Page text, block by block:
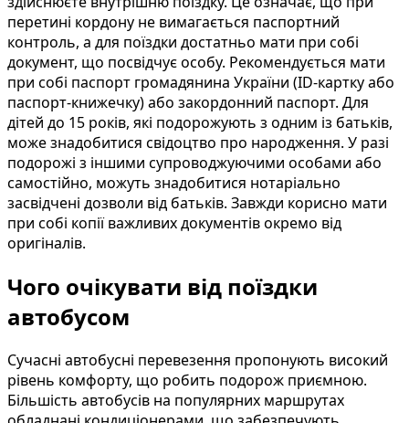
перетині кордону не вимагається паспортний
контроль, а для поїздки достатньо мати при собі
документ, що посвідчує особу. Рекомендується мати
при собі паспорт громадянина України (ID-картку або
паспорт-книжечку) або закордонний паспорт. Для
дітей до 15 років, які подорожують з одним із батьків,
може знадобитися свідоцтво про народження. У разі
подорожі з іншими супроводжуючими особами або
самостійно, можуть знадобитися нотаріально
засвідчені дозволи від батьків. Завжди корисно мати
при собі копії важливих документів окремо від
оригіналів.
Чого очікувати від поїздки
автобусом
Сучасні автобусні перевезення пропонують високий
рівень комфорту, що робить подорож приємною.
Більшість автобусів на популярних маршрутах